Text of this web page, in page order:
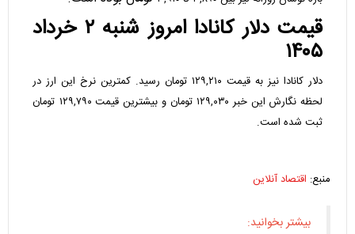
قیمت دلار کانادا امروز شنبه ۲ خرداد
۱۴۰۵
دلار کانادا نیز به قیمت ۱۲۹,۲۱۰ تومان رسید. کمترین نرخ این ارز در
لحظه نگارش این خبر ۱۲۹,۰۳۰ تومان و بیشترین قیمت ۱۲۹,۷۹۰ تومان
ثبت شده است.
منبع: اقتصاد آنلاین
بیشتر بخوانید: